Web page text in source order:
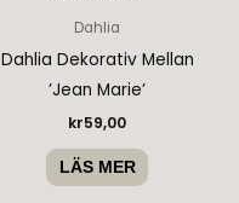
Dahlia
Dahlia Dekorativ Mellan
’Jean Marie’
kr59,00
LÄS MER